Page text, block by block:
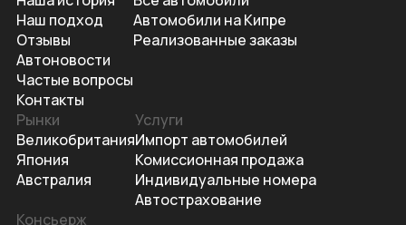
Наш подход
Отзывы
Автоновости
Частые вопросы
Контакты
Автомобили на Кипре
Реализованные заказы
Рынки
Великобритания
Япония
Австралия
Услуги
Импорт автомобилей
Комиссионная продажа
Индивидуальные номера
Автострахование
Консьерж